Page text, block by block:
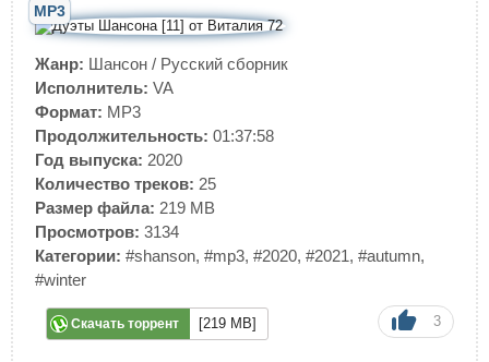
MP3
Жанр: Шансон / Русский сборник
Исполнитель: VA
Формат: MP3
Продолжительность: 01:37:58
Год выпуска: 2020
Количество треков: 25
Размер файла: 219 MB
Просмотров: 3134
Категории: #shanson, #mp3, #2020, #2021, #autumn,
#winter
Скачать торрент [219 MB] 3